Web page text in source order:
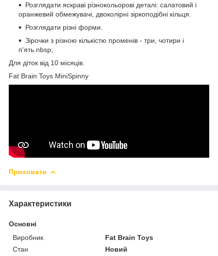
Розглядати яскраві різнокольорові деталі: салатовий і
оранжевий обмежувачі, двоколірні зіркоподібні кільця.
Розглядати різні форми.
Зірочки з різною кількістю променів - три, чотири і
п'ять.nbsp;
Для діток від 10 місяців.
Fat Brain Toys MiniSpinny
Приховати
Характеристики
Основні
Виробник
Fat Brain Toys
Стан
Новий